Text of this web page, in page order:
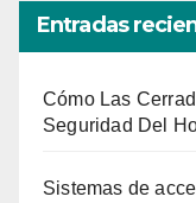
Entradas
Cómo Las
Seguridad Del
Sistemas de